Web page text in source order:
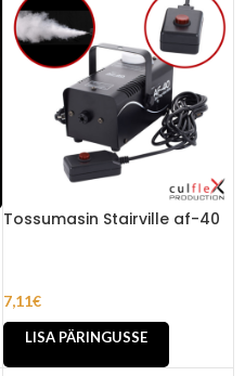
Tossumasin Stairville af-40
7,11€
LISA PÄRINGUSSE